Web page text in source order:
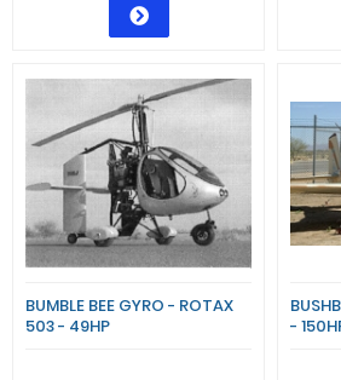
BUMBLE BEE GYRO - ROTAX
503 - 49HP
-